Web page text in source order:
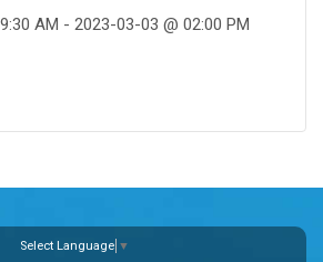
AM - 2023-03-03 @ 02:00 PM
Select Language ▼